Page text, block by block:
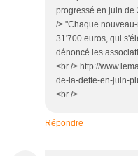
progressé en juin de
/> "Chaque
31'700 euros, qui
dénoncé les
<br /> http://
de-la-dette-en-juin-
<br />
Répondre